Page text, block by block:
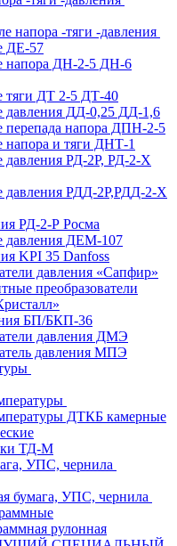
напора -тяги -давления
ДЕ-57
напора ДН-2-5 ДН-6
тяги ДТ 2-5 ДТ-40
давления ДД-0,25 ДД-1,6
перепада напора ДПН-2-5
напора и тяги ДНТ-1
давления РД-2Р, РД-2-Х
давления РДД-2Р,РДД-2-Х
РД-2-Р Росма
давления ДЕМ-107
KPI 35 Danfoss
давления «Сапфир»
преобразователи
БП/БКП-36
давления ДМЭ
давления МПЭ
ДТКБ камерные
ТД-М
УПС, чернила
бумага, УПС, чернила
рулонная